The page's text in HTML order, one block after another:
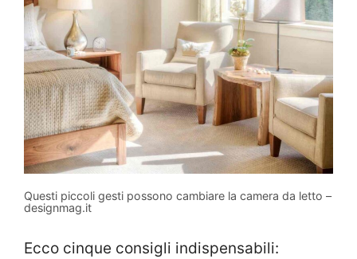
Questi piccoli gesti possono cambiare la camera da letto –
designmag.it
Ecco cinque consigli indispensabili: